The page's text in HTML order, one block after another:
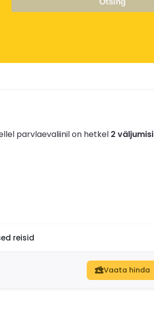
Otsing
parvlaevaliinil on hetkel 2 väljumisi
reisid
Vaata hinda